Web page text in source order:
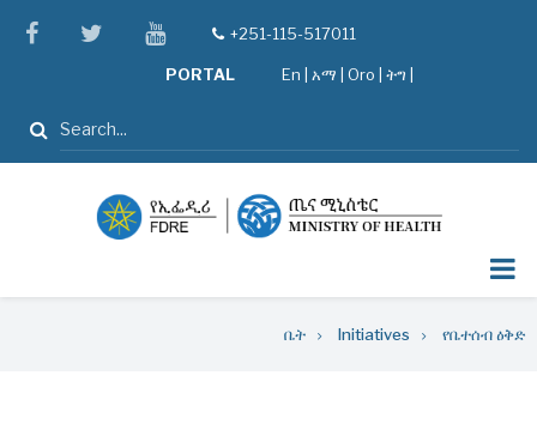
facebooktwitteryoutube
tel+251-115-517011
PORTAL En አማ Oro ትግ |
ፈልግ
ቤት Initiatives የቤተሰብ ዕቅድ